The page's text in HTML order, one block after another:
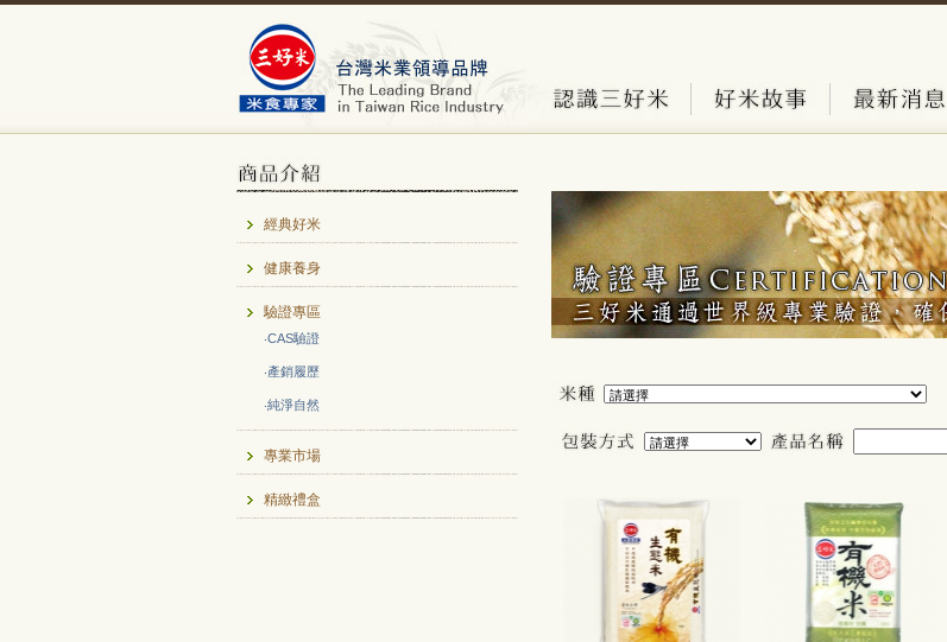
經典好米
健康養身
驗證專區
‧CAS驗證
‧產銷履歷
‧純淨自然
專業市場
精緻禮盒